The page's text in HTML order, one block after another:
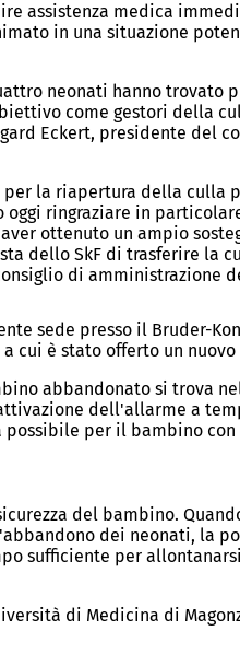
medica
in una situazione
neonati hanno trovato
come gestori della
Eckert, presidente del
la riapertura della
ringraziare in
ottenuto un ampio
dello SkF di trasferire la
di amministrazione
sede presso il Bruder-
cui è stato offerto un nuovo
abbandonato si trova
dell'allarme a
per il bambino
del bambino.
dei neonati, la
per
di Medicina di